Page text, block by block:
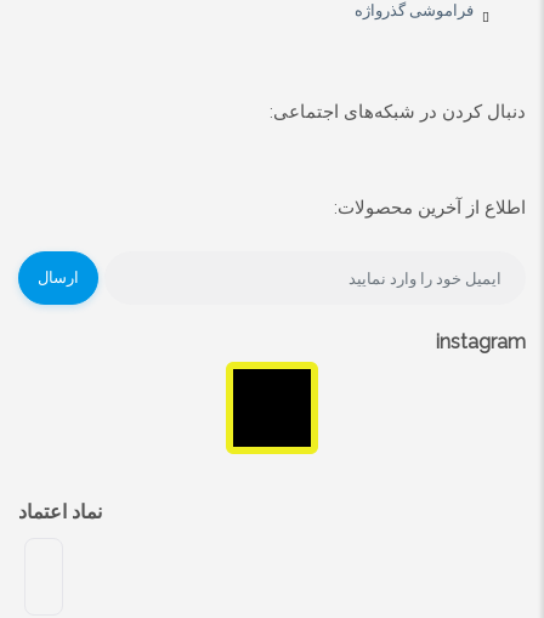
فراموشی گذرواژه
دنبال کردن در شبکه‌های اجتماعی:
اطلاع از آخرین محصولات:
ارسال
instagram
نماد اعتماد